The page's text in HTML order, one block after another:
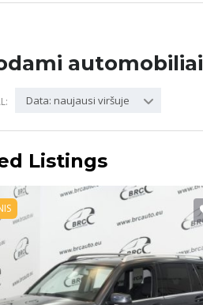
automobiliai
Data: naujausi viršuje
Listings